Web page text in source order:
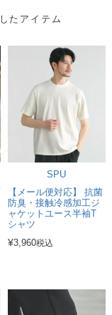
たアイテム
SPU
【メール便対応】 抗菌
防臭・接触冷感加工ジ
ャケットユース半袖T
シャツ
¥3,960税込